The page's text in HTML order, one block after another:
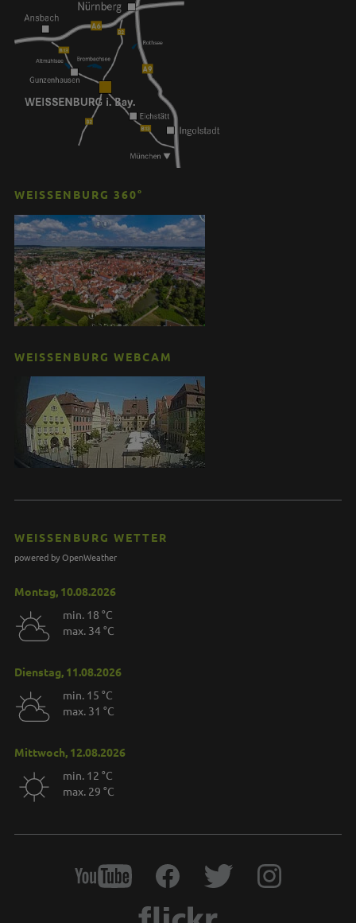
WEISSENBURG 360°
WEISSENBURG WEBCAM
WEISSENBURG WETTER
powered by OpenWeather
Montag, 10.08.2026
min. 18 °C
max. 34 °C
Dienstag, 11.08.2026
min. 15 °C
max. 31 °C
Mittwoch, 12.08.2026
min. 12 °C
max. 29 °C